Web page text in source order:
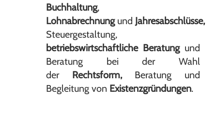
Buchhaltung,
Lohnabrechnungund Jahresabschlüsse,
Steuergestaltung,
betriebswirtschaftliche Beratungund
Beratung bei der Wahl
der Rechtsform, Beratung und
Begleitung von Existenzgründungen.